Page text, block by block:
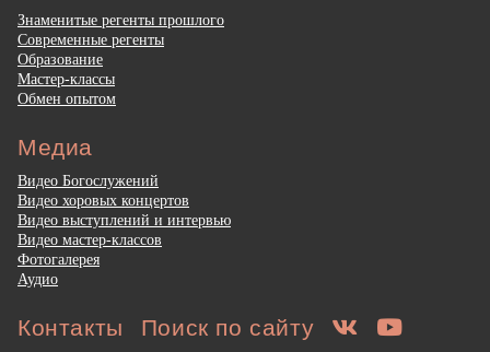
Знаменитые регенты прошлого
Современные регенты
Образование
Мастер-классы
Обмен опытом
Медиа
Видео Богослужений
Видео хоровых концертов
Видео выступлений и интервью
Видео мастер-классов
Фотогалерея
Аудио
Контакты Поиск по сайту